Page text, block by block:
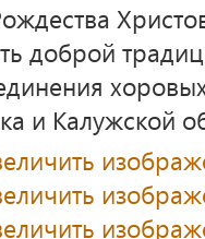
доброй
и Калужской